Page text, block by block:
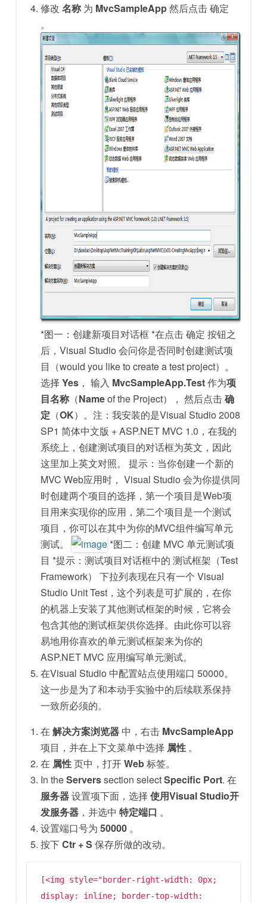
修改名称 为 MvcSampleApp然后点击 确定
。
*图一：创建新项目对话框 *在点击 确定 按钮之
后，Visual Studio 会问你是否同时创建测试项
目（would you like to create a test project）。
选择Yes ， 输入 MvcSampleApp.Test作为项
目名称 （Nameof the Project）， 然后点击确
定 （OK）。注：我安装的是Visual Studio 2008
SP1 简体中文版 + ASP.NET MVC 1.0，在我的
系统上，创建测试项目的对话框为英文，因此
这里加上英文对照。 提示：当你创建一个新的
MVC Web应用时， Visual Studio 会为你提供同
时创建两个项目的选择，第一个项目是Web项
目用来实现你的应用，第二个项目是一个测试
项目，你可以在其中为你的MVC组件编写单元
测试。
*图二：创建 MVC 单元测试项
目 *提示：测试项目对话框中的 测试框架（Test
Framework） 下拉列表现在只有一个 Visual
Studio Unit Test，这个列表是可扩展的，在你
的机器上安装了其他测试框架的时候，它将会
包含其他的测试框架供你选择。由此你可以容
易地用你喜欢的单元测试框架来为你的
ASP.NET MVC 应用编写单元测试。
在Visual Studio 中配置站点使用端口 50000。
这一步是为了和本动手实验中的后续联系保持
一致所必须的。
在解决方案浏览器 中，右击 MvcSampleApp
项目，并在上下文菜单中选择 属性 。
在 属性页中，打开Web标签。
In theServerssection selectSpecific Port. 在
服务器设置项下面，选择使用Visual Studio开
发服务器 ，并选中特定端口 。
设置端口号为50000 。
按下Ctr + S 保存所做的改动。
[<img style="border-right-width: 0px;
display: inline; border-top-width: